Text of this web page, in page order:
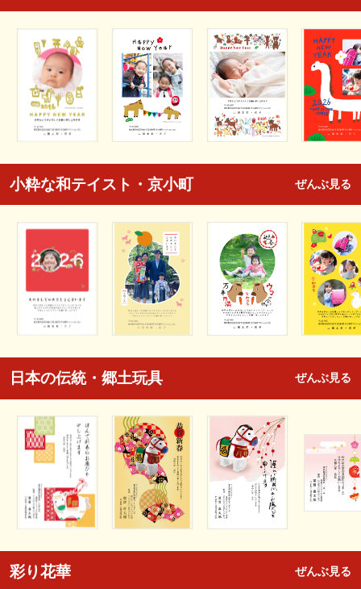
小粋な和テイスト・京小町 ぜんぶ見る
日本の伝統・郷土玩具 ぜんぶ見る
彩り花華 ぜんぶ見る